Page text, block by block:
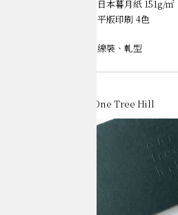
材質｜日本暮月紙 151g/㎡
印刷｜平版印刷 4色
長邊車線裝、軋型
Client & Design｜One Tree Hill